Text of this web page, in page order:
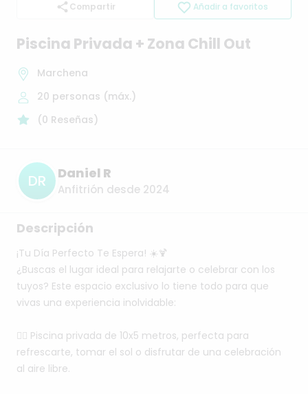
Compartir Añadir a favoritos
Piscina Privada + Zona Chill Out
Marchena
20 personas (máx.)
(0 Reseñas)
DR Daniel R
Anfitrión desde 2024
Descripción
¡Tu Día Perfecto Te Espera! ☀️🍹
¿Buscas el lugar ideal para relajarte o celebrar con los
tuyos? Este espacio exclusivo lo tiene todo para que
vivas una experiencia inolvidable:
🏊‍♂️ Piscina privada de 10x5 metros, perfecta para
refrescarte, tomar el sol o disfrutar de una celebración
al aire libre.